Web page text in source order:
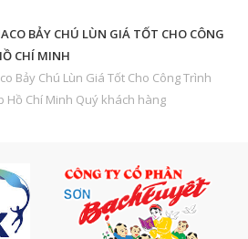
BẢY CHÚ LÙN GIÁ TỐT CHO CÔNG
CHÍ MINH
Bảy Chú Lùn Giá Tốt Cho Công Trình
Hồ Chí Minh Quý khách hàng